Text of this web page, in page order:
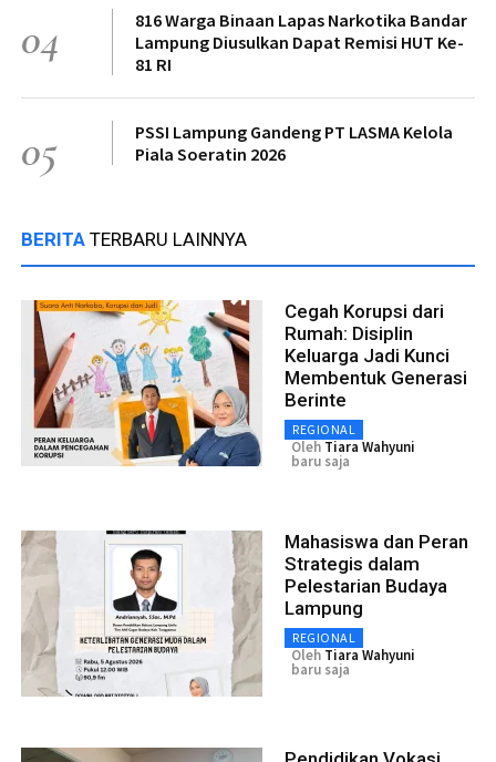
04
816 Warga Binaan Lapas Narkotika Bandar
Lampung Diusulkan Dapat Remisi HUT Ke-
81 RI
05
PSSI Lampung Gandeng PT LASMA Kelola
Piala Soeratin 2026
BERITA TERBARU LAINNYA
Cegah Korupsi dari
Rumah: Disiplin
Keluarga Jadi Kunci
Membentuk Generasi
Berinte
REGIONAL
Oleh Tiara Wahyuni
baru saja
Mahasiswa dan Peran
Strategis dalam
Pelestarian Budaya
Lampung
REGIONAL
Oleh Tiara Wahyuni
baru saja